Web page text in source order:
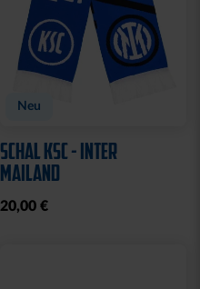
Neu
SCHAL KSC - INTER
MAILAND
20,00 €